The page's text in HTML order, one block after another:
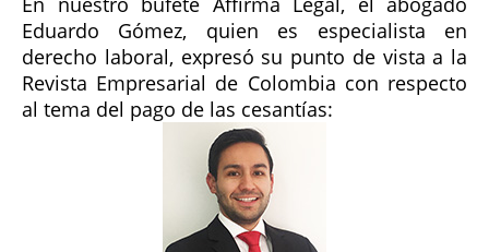
Eduardo Gómez, quien es especialista en
derecho laboral, expresó su punto de vista a la
Revista Empresarial de Colombia con respecto
al tema del pago de las cesantías: